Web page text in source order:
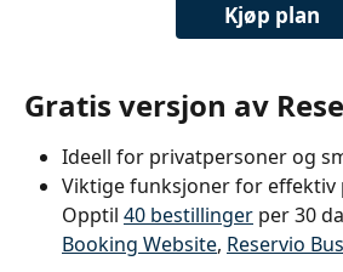
Kjøp plan
Gratis versjon av
Ideell for privatpersoner og
Viktige funksjoner for effektiv
Opptil 40 bestillinger per 30
Booking Website, Reservio